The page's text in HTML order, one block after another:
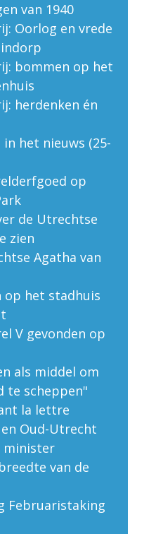
van 1940
Oorlog en vrede
bommen op het
herdenken én
het nieuws (25-
op
de Utrechtse
zien
Agatha van
op het stadhuis
V gevonden op
als middel om
te scheppen"
la lettre
Oud-Utrecht
minister
van de
Februaristaking